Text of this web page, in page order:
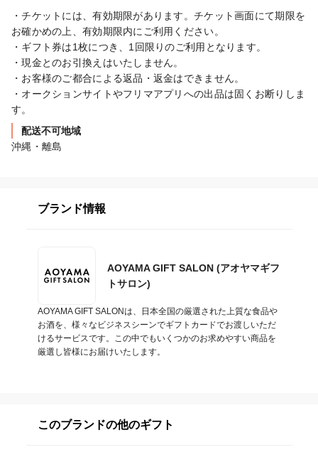
・チケットには、有効期限があります。チケット画面にて期限を
お確かめの上、有効期限内にご利用ください。
・ギフト券は1枚につき、1回限りのご利用となります。
・現金とのお引換えはいたしません。
・お客様のご都合による返品・返金はできません。
・オークションサイトやフリマアプリへの出品は固くお断りしま
す。
配送不可地域
沖縄・離島
ブランド情報
AOYAMA GIFT SALON (アオヤマギフ
トサロン)
AOYAMA GIFT SALONは、日本全国の厳選された上質な食品や
お酒を、様々なビジネスシーンでギフトカードでお渡しいただ
けるサービスです。この中でもいくつかのお求めやすい商品を
厳選し皆様にお届けいたします。
このブランドの他のギフト